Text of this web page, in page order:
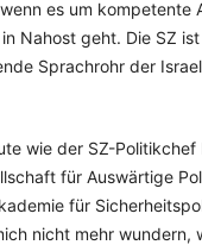
es um kompetente
Nahost geht. Die SZ
Sprachrohr der
wie der SZ-Politikchef
für Auswärtige
für
nicht mehr wundern,